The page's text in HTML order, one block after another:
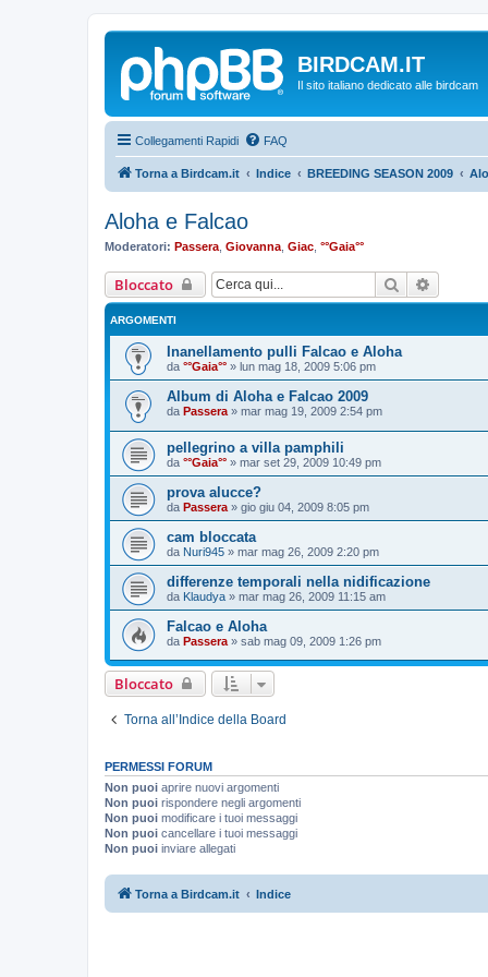
BIRDCAM.IT
Il sito italiano dedicato alle birdcam
Collegamenti Rapidi FAQ
Torna a Birdcam.it Indice BREEDING SEASON 2009
Aloha e Falcao
Moderatori: Passera Giovanna Giac °°Gaia°°
Bloccato Cerca
ARGOMENTI
Inanellamento pulli Falcao e Aloha
da °°Gaia°° » lun mag 18, 2009 5:06 pm
Album di Aloha e Falcao 2009
da Passera » mar mag 19, 2009 2:54 pm
pellegrino a villa pamphili
da °°Gaia°° » mar set 29, 2009 10:49 pm
prova alucce?
da Passera » gio giu 04, 2009 8:05 pm
cam bloccata
da Nuri945 » mar mag 26, 2009 2:20 pm
differenze temporali nella nidificazione
da Klaudya » mar mag 26, 2009 11:15 am
Falcao e Aloha
da Passera » sab mag 09, 2009 1:26 pm
Bloccato
Torna all’Indice della Board
PERMESSI FORUM
Non puoi aprire nuovi argomenti
Non puoi rispondere negli argomenti
Non puoi modificare i tuoi messaggi
Non puoi cancellare i tuoi messaggi
Non puoi inviare allegati
Torna a Birdcam.it Indice